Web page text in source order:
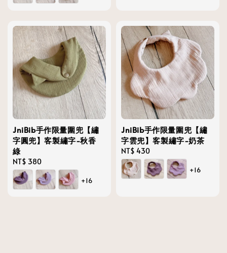
JniBib手作限量圍兜【繡
字圓兜】客製繡字-秋香
綠
Regular
price
NT$ 380
+16
JniBib手作限量圍兜【繡
字雲兜】客製繡字-奶茶
Regular
price
NT$ 430
+16